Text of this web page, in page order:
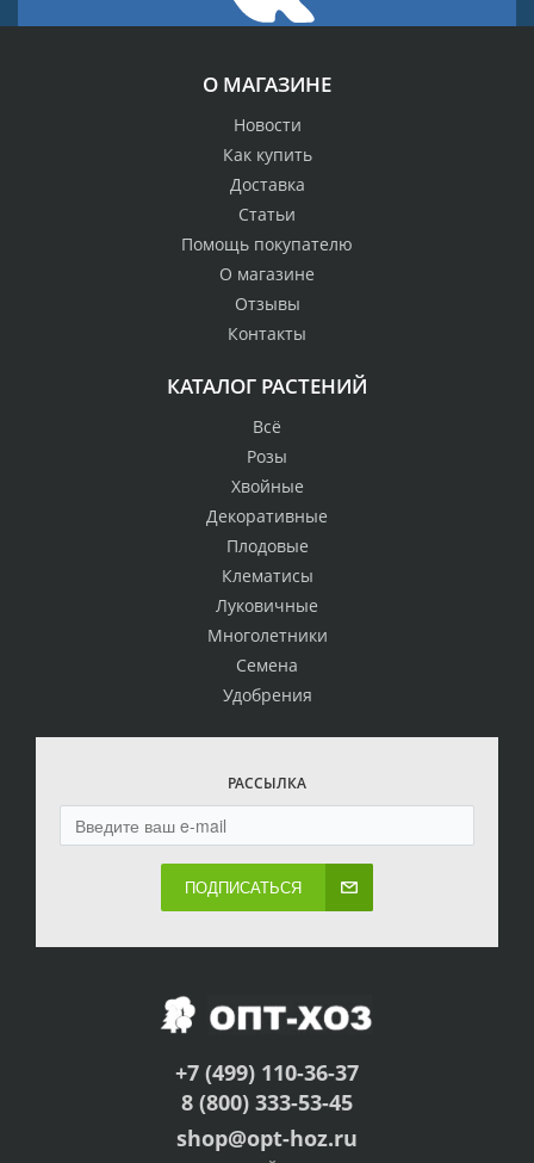
О МАГАЗИНЕ
Новости
Как купить
Доставка
Статьи
Помощь покупателю
О магазине
Отзывы
Контакты
КАТАЛОГ РАСТЕНИЙ
Всё
Розы
Хвойные
Декоративные
Плодовые
Клематисы
Луковичные
Многолетники
Семена
Удобрения
РАССЫЛКА
ПОДПИСАТЬСЯ
+7 (499) 110-36-37
8 (800) 333-53-45
shop@opt-hoz.ru